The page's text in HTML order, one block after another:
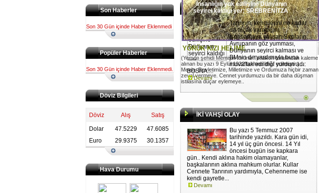
Son Haberler
Son 30 Gün içinde Haber Eklenmedi
Popüler Haberler
Son 30 Gün içinde Haber Eklenmedi.
Döviz Bilgileri
Döviz Alış
Satış
Dolar
47.5229
47.6085
Euro
29.9375 30.1357
Hava Durumu
YÖRÜK KIZI HELİME
(Yemen şehidi Memişin torunu Torlakon tarafından kaleme
alınan bu yazı 9 Eylül 1922 tarihine ithaf edilmiştir.)...
Mevla, Devletimize, Milletimize ve Ordumuza hiçbir zaman
zeval vermeye. Cennet yurdumuzu da bir daha düşman
istilasına düçar eylemeye..
İnsanlığın yok edilişine Dünyanın
seyirci kaldığı yer: SREBRENİTZA
Tanrının, kendilerini ne kadar
da alçak yarattığını
ispatlamaya çalışan Sırpların;
Avrupanın göz yumması,
Dünyanın seyirci kalması ve
BMnin de yardımıyla buna
muvaffak edildiği yurdun adı:
BOSNA....
Devamı
İKİ VAHŞİ OLAY
Bu yazı 5 Temmuz 2007
tarihinde yazıldı. Kara gün idi,
14 yıl üç gün öncesi. 14 Yıl
öncesi bugün ise kapkara
gün.. Kendi aklına hakim olamayanlar,
başkalarının aklına mahkum olurlar. Kullar
Cennete Tanrının yardımıyla, Cehenneme ise
kendi gayretle...
Devamı